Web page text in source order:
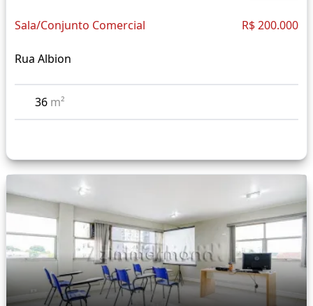
Sala/Conjunto Comercial R$ 200.000
Rua Albion
36 m²